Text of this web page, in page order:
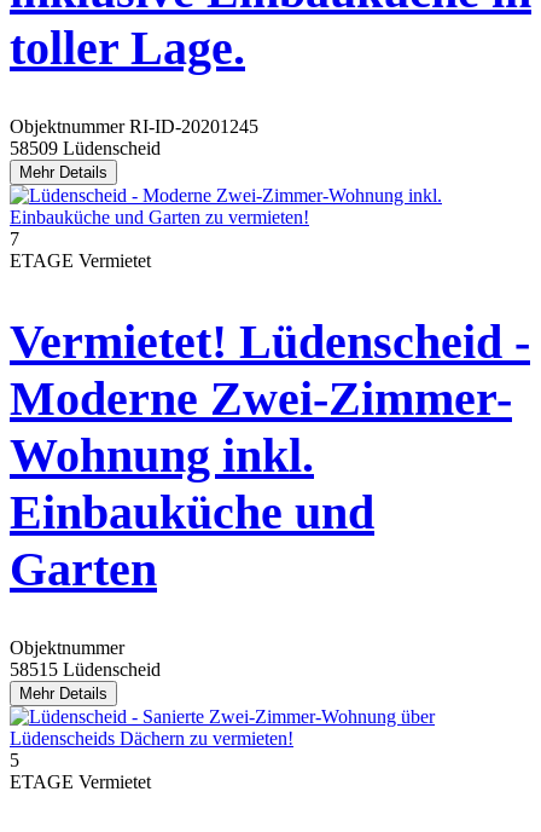
toller Lage.
Objektnummer RI-ID-20201245
58509 Lüdenscheid
Mehr Details
7
ETAGE Vermietet
Vermietet! Lüdenscheid -
Moderne Zwei-Zimmer-
Wohnung inkl.
Einbauküche und
Garten
Objektnummer
58515 Lüdenscheid
Mehr Details
5
ETAGE Vermietet